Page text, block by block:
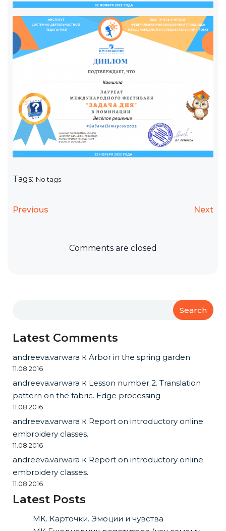
Tags: No tags
Previous Next
Comments are closed
Search
Latest Comments
andreeva.varwara к Arbor in the spring garden
11.08.2016
andreeva.varwara к Lesson number 2. Translation
pattern on the fabric. Edge processing
11.08.2016
andreeva.varwara к Report on introductory online
embroidery classes.
11.08.2016
andreeva.varwara к Report on introductory online
embroidery classes.
11.08.2016
Latest Posts
МК. Карточки. Эмоции и чувства